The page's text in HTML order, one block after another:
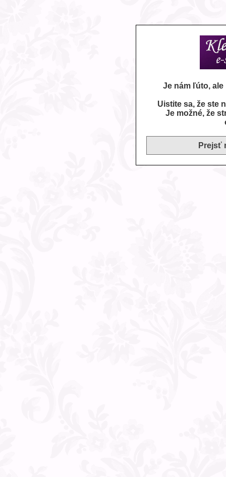
Je nám ľúto,
Uistite sa, že ste
Je možné, že
Prejsť